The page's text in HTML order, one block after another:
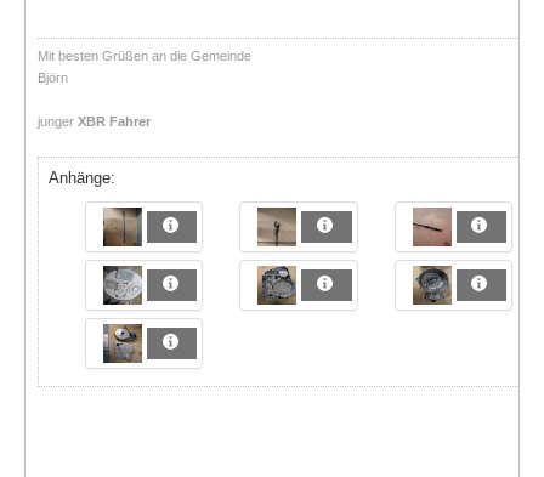
Mit besten Grüßen an die Gemeinde
Björn
junger XBR Fahrer
Anhänge: